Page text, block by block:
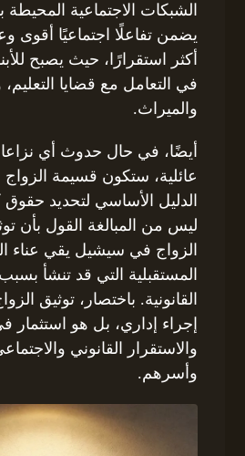
الشبكات الاجتماعية المحيطة
يضمن تفاعلًا اجتماعيًا أقوى
أكثر استقرارًا، حيث يصبح
في التعامل مع قضايا التعليم،
والميراث.
أيضًا، في حال حدوث أي
عائلية، ستكون قسيمة
الدليل الأساسي لتحديد
ليس من المبالغة القول بأن
الزواج في سيشيل يقي عناء
المستقبلية التي قد تنشأ
القانونية. باختصار، توثيق
إجراء إداري، بل هو استثمار
والاستقرار القانوني
وأسرهم.